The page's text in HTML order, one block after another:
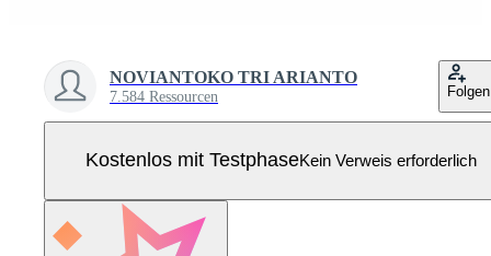
NOVIANTOKO TRI ARIANTO
7.584 Ressourcen Folgen
Kostenlos mit TestphaseKein Verweis erforderlich